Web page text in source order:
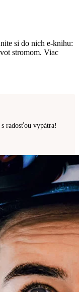
si do nich e-knihu:
stromom. Viac
radosťou vypátra!